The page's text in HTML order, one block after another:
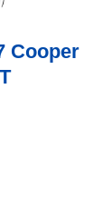
Cooper